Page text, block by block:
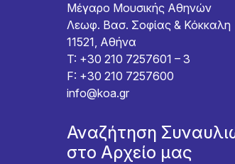
Μέγαρο Μουσικής Αθηνών
Λεωφ. Βασ. Σοφίας & Κόκκαλη
11521, Αθήνα
T: +30 210 7257601 – 3
F: +30 210 7257600
info@koa.gr
Αναζήτηση
στο Αρχείο μας